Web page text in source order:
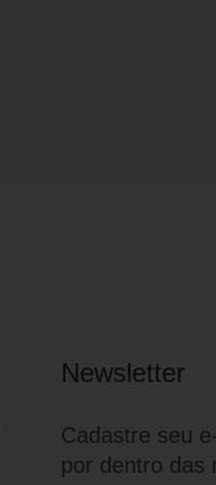
Newsletter
Cadastre seu
por dentro das